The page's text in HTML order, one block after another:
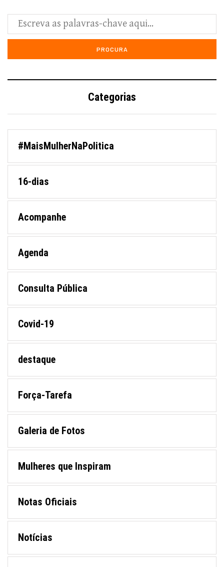
Categorias
#MaisMulherNaPolitica
16-dias
Acompanhe
Agenda
Consulta Pública
Covid-19
destaque
Força-Tarefa
Galeria de Fotos
Mulheres que Inspiram
Notas Oficiais
Notícias